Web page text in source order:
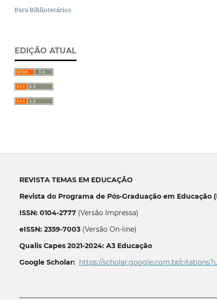
Para Bibliotecários
EDIÇÃO ATUAL
REVISTA TEMAS EM EDUCAÇÃO
Revista do Programa de Pós-Graduação em Educação
ISSN: 0104-2777(Versão Impressa)
eISSN: 2359-7003(Versão On-line)
Qualis Capes 2021-2024: A3 Educação
Google Scholar: https://scholar.google.com.br/